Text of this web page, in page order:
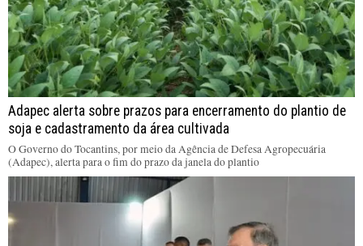
Adapec alerta sobre prazos para encerramento do plantio de
soja e cadastramento da área cultivada
O Governo do Tocantins, por meio da Agência de Defesa Agropecuária
(Adapec), alerta para o fim do prazo da janela do plantio